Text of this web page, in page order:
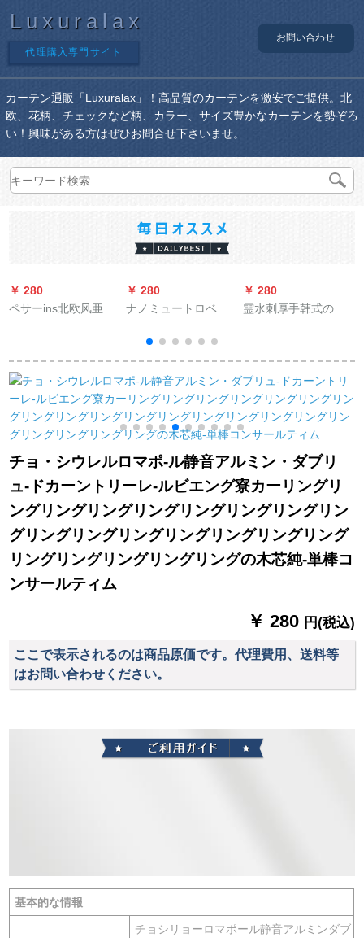
Luxuralax
代理購入専門サイト
お問い合わせ
カーテン通販「Luxuralax」！高品質のカーテンを激安でご提供。北
欧、花柄、チェックなど柄、カラー、サイズ豊かなカーテンを勢ぞろ
い！興味がある方はぜひお問合せ下さいませ。
￥ 280
ペサーins北欧风亜麻
レレスカーターテー
テン既製カーターテ
幅2メトル*高さ2.7メ
トルホーク加工
￥ 280
ナノミュートロベル
をつまみますか？）
￥ 280
霊水刺厚手韩式のれ
寝室トイレ天青(1平
方メトル)
チョ・シウレルロマポ-ル静音アルミン・ダブリ
ュ-ドカーントリーレ-ルビエング寮カーリングリ
ングリングリングリングリングリングリングリン
グリングリングリングリングリングリングリング
リングリングリングリングリングの木芯純-単棒コ
ンサールティム
￥ 280 円(税込)
ここで表示されるのは商品原価です。代理費用、送料等
はお問い合わせください。
基本的な情報
チョシリョーロマポール静音アルミンダブ